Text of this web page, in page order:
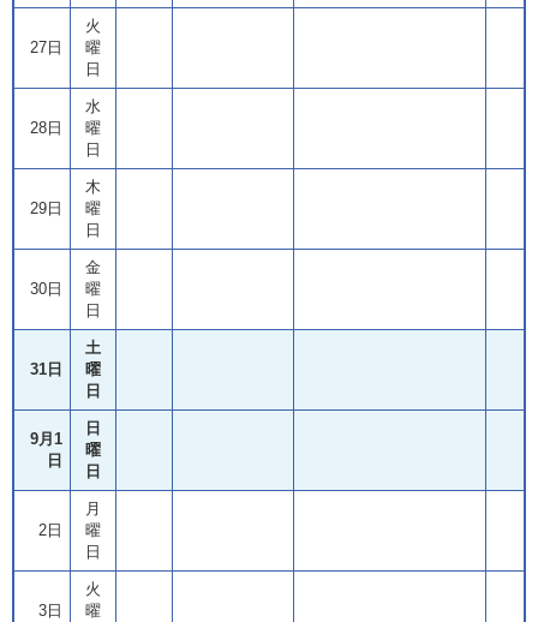
27日
火
曜
日
28日
水
曜
日
29日
木
曜
日
30日
金
曜
日
31日
土
曜
日
9月1
日
日
曜
日
2日
月
曜
日
3日
火
曜